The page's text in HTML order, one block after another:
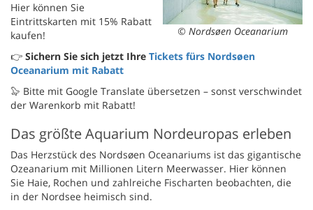
© Nordsøen Oceanarium
Hier können Sie
Eintrittskarten mit 15% Rabatt
kaufen!
👉 Sichern Sie sich jetzt Ihre Tickets fürs Nordsøen
Oceanarium mit Rabatt
🦭 Bitte mit Google Translate übersetzen – sonst verschwindet
der Warenkorb mit Rabatt!
Das größte Aquarium Nordeuropas erleben
Das Herzstück des Nordsøen Oceanariums ist das gigantische
Ozeanarium mit Millionen Litern Meerwasser. Hier können
Sie Haie, Rochen und zahlreiche Fischarten beobachten, die
in der Nordsee heimisch sind.